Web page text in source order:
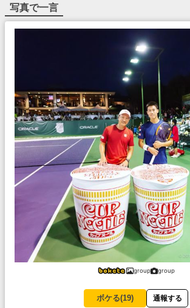
写真で一言
group group
ボケる(19) 通報する